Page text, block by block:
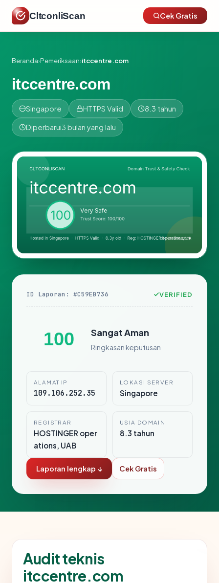
CltconliScan Cek Gratis
Beranda›Pemeriksaan›itccentre.com
itccentre.com
Singapore HTTPS Valid 8.3 tahun
Diperbarui3 bulan yang lalu
ID Laporan: #C59EB736 VERIFIED
100 Sangat Aman
Ringkasan keputusan
ALAMAT IP
109.106.252.35
LOKASI SERVER
Singapore
REGISTRAR
HOSTINGER oper
ations, UAB
USIA DOMAIN
8.3 tahun
Laporan lengkap ↓ Cek Gratis
Audit teknis
itccentre.com